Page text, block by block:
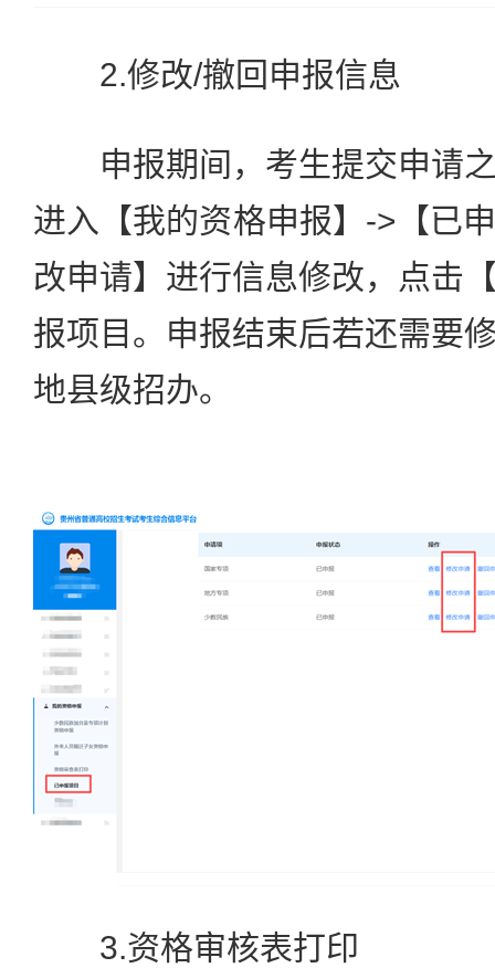
2.修改/撤回申报信息
申报期间，考生提交申请之
进入【我的资格申报】->【已
改申请】进行信息修改，点击
报项目。申报结束后若还需要
地县级招办。
3.资格审核表打印